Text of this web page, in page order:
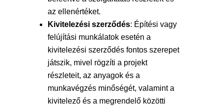
az ellenértéket.
Kivitelezési szerződés: Építési vagy
felújítási munkálatok esetén a
kivitelezési szerződés fontos szerepet
játszik, mivel rögzíti a projekt
részleteit, az anyagok és a
munkavégzés minőségét, valamint a
kivitelező és a megrendelő közötti